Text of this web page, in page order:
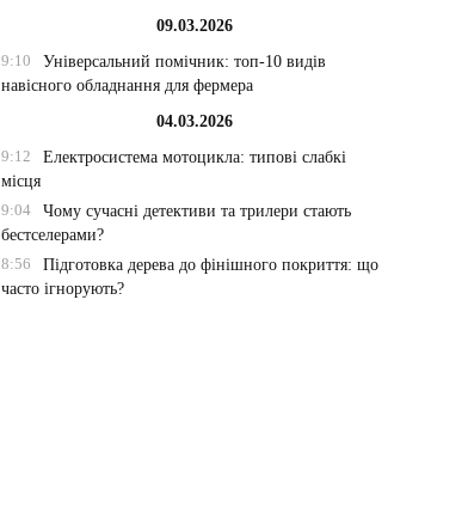
09.03.2026
9:10
Універсальний помічник: топ-10 видів
навісного обладнання для фермера
04.03.2026
9:12
Електросистема мотоцикла: типові слабкі
місця
9:04
Чому сучасні детективи та трилери стають
бестселерами?
8:56
Підготовка дерева до фінішного покриття: що
часто ігнорують?